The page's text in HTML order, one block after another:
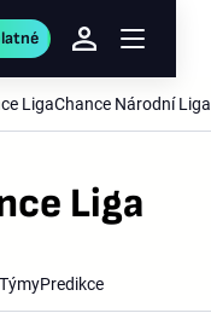
LigaChance Národní Liga
Liga
TýmyPredikce